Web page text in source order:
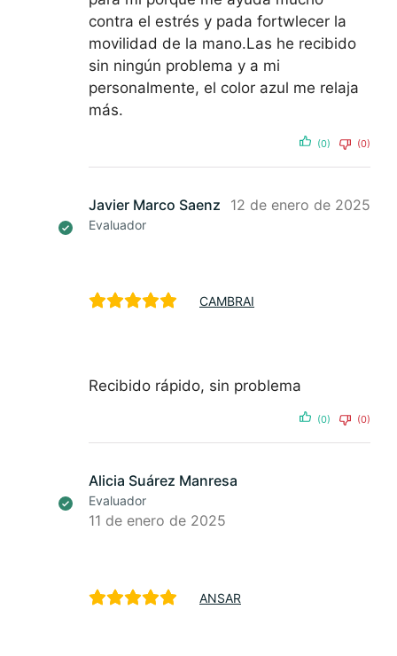
contra el estrés y pada fortwlecer la
movilidad de la mano.Las he recibido
sin ningún problema y a mi
personalmente, el color azul me relaja
más.
(0) (0)
Javier Marco Saenz
Evaluador
12 de enero de 2025
CAMBRAI
Recibido rápido, sin problema
(0) (0)
Alicia Suárez Manresa
Evaluador
11 de enero de 2025
ANSAR